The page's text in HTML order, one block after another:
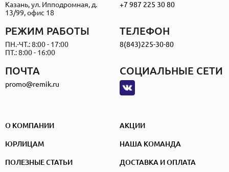
Казань, ул. Ипподромная, д.
13/99, офис 18
+7 987 225 30 80
ПОЧТА
promo@remik.ru
РЕЖИМ РАБОТЫ
ПН.-ЧТ.: 8:00 - 17:00
ПТ.: 8:00 - 16:00
ТЕЛЕФОН
8(843)225-30-80
СОЦИАЛЬНЫЕ СЕТИ
О КОМПАНИИ АКЦИИ
ЮРЛИЦАМ НАША КОМАНДА
ПОЛЕЗНЫЕ СТАТЬИ ДОСТАВКА И ОПЛАТА